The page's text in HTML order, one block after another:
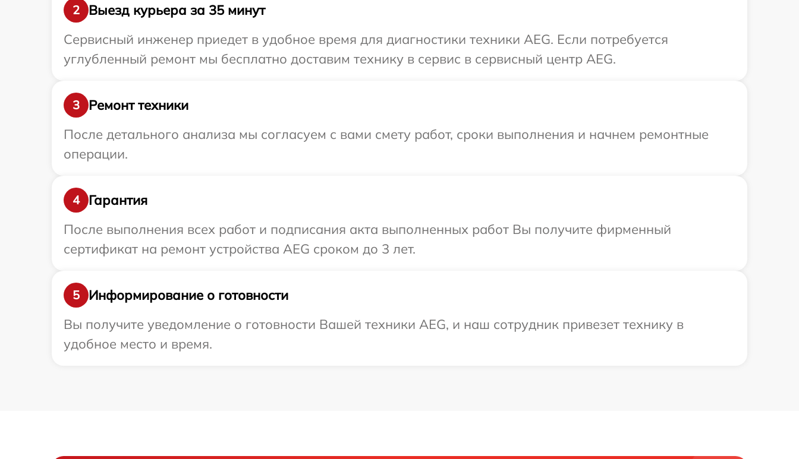
2
Выезд курьера за 35 минут
Сервисный инженер приедет в удобное время для диагностики техники AEG. Если потребуется
углубленный ремонт мы бесплатно доставим технику в сервис в сервисный центр AEG.
3
Ремонт техники
После детального анализа мы согласуем с вами смету работ, сроки выполнения и начнем ремонтные
операции.
4
Гарантия
После выполнения всех работ и подписания акта выполненных работ Вы получите фирменный
сертификат на ремонт устройства AEG сроком до 3 лет.
5
Информирование о готовности
Вы получите уведомление о готовности Вашей техники AEG, и наш сотрудник привезет технику в
удобное место и время.